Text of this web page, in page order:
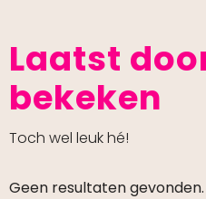
Laatst
bekeken
Toch wel leuk hé!
Geen resultaten gevonden.